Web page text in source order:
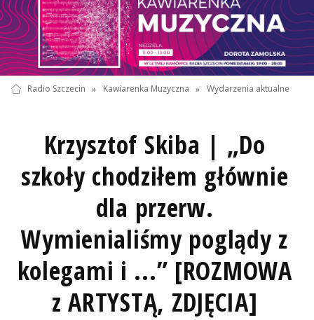
Radio Szczecin » Kawiarenka Muzyczna » Wydarzenia aktualne
Krzysztof Skiba | „Do
szkoły chodziłem głównie
dla przerw.
Wymienialiśmy poglądy z
kolegami i ...” [ROZMOWA
z ARTYSTĄ, ZDJĘCIA]